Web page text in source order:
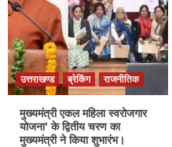
उत्तराखण्ड ब्रेकिंग राजनीतिक
मुख्यमंत्री एकल महिला स्वरोजगार
योजना’ के द्वितीय चरण का
मुख्यमंत्री ने किया शुभारंभ।